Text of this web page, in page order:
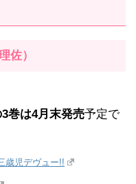
佐）
巻は4月末発売予定で
歳児デヴュー!!